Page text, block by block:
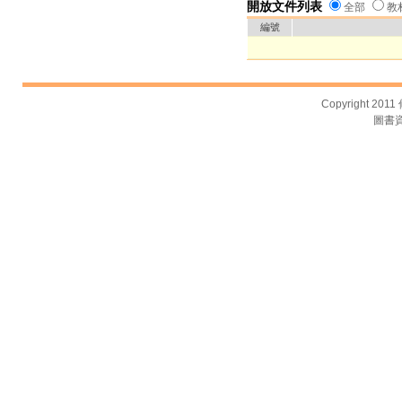
開放文件列表 全部 教
編號
Copyright 2011
圖書